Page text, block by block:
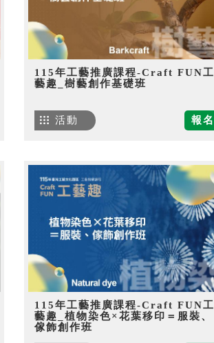
115年工藝推廣課程-Craft FUN工
藝趣_樹藝創作基礎班
報名
活動
115年工藝推廣課程-Craft FUN工
藝趣_植物染色×花葉移印＝服裝、
傢飾創作班